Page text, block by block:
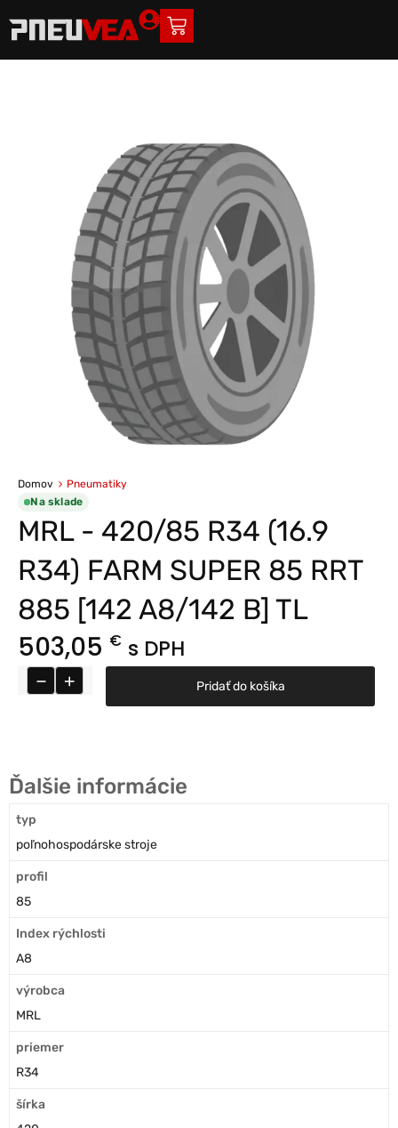
Domov
Pneumatiky
Na sklade
MRL - 420/85 R34 (16.9
R34) FARM SUPER 85 RRT
885 [142 A8/142 B] TL
503,05 € s DPH
− + Pridať do košíka
Ďalšie informácie
typ
poľnohospodárske stroje
profil
85
Index rýchlosti
A8
výrobca
MRL
priemer
R34
šírka